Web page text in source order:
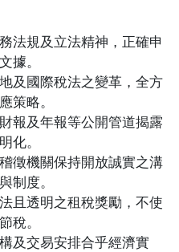
法規及立法精神，正確申
據。
及國際稅法之變革，全方
策略。
報及年報等公開管道揭露
化。
徵機關保持開放誠實之溝
制度。
且透明之租稅獎勵，不使
稅。
及交易安排合乎經濟實